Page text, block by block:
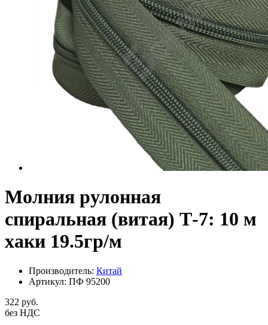
Молния рулонная
спиральная (витая) Т-7: 10 м
хаки 19.5гр/м
Производитель: Китай
Артикул: ПФ 95200
322 руб.
без НДС